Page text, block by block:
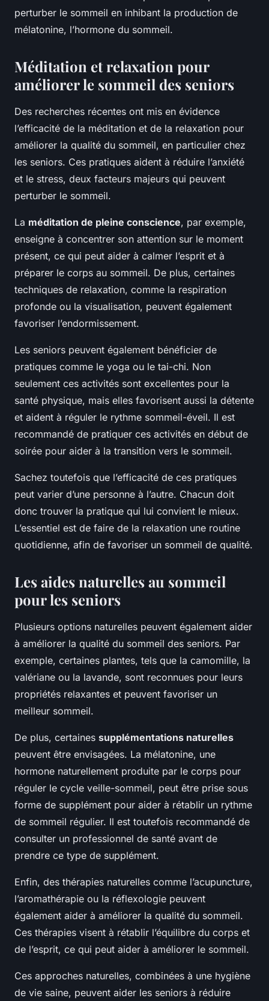
perturber le sommeil en inhibant la production de
mélatonine, l’hormone du sommeil.
Méditation et relaxation pour
améliorer le sommeil des seniors
Des recherches récentes ont mis en évidence
l’efficacité de la méditation et de la relaxation pour
améliorer la qualité du sommeil, en particulier chez
les seniors. Ces pratiques aident à réduire l’anxiété
et le stress, deux facteurs majeurs qui peuvent
perturber le sommeil.
La méditation de pleine conscience, par exemple,
enseigne à concentrer son attention sur le moment
présent, ce qui peut aider à calmer l’esprit et à
préparer le corps au sommeil. De plus, certaines
techniques de relaxation, comme la respiration
profonde ou la visualisation, peuvent également
favoriser l’endormissement.
Les seniors peuvent également bénéficier de
pratiques comme le yoga ou le tai-chi. Non
seulement ces activités sont excellentes pour la
santé physique, mais elles favorisent aussi la détente
et aident à réguler le rythme sommeil-éveil. Il est
recommandé de pratiquer ces activités en début de
soirée pour aider à la transition vers le sommeil.
Sachez toutefois que l’efficacité de ces pratiques
peut varier d’une personne à l’autre. Chacun doit
donc trouver la pratique qui lui convient le mieux.
L’essentiel est de faire de la relaxation une routine
quotidienne, afin de favoriser un sommeil de qualité.
Les aides naturelles au sommeil
pour les seniors
Plusieurs options naturelles peuvent également aider
à améliorer la qualité du sommeil des seniors. Par
exemple, certaines plantes, tels que la camomille, la
valériane ou la lavande, sont reconnues pour leurs
propriétés relaxantes et peuvent favoriser un
meilleur sommeil.
De plus, certaines supplémentations naturelles
peuvent être envisagées. La mélatonine, une
hormone naturellement produite par le corps pour
réguler le cycle veille-sommeil, peut être prise sous
forme de supplément pour aider à rétablir un rythme
de sommeil régulier. Il est toutefois recommandé de
consulter un professionnel de santé avant de
prendre ce type de supplément.
Enfin, des thérapies naturelles comme l’acupuncture,
l’aromathérapie ou la réflexologie peuvent
également aider à améliorer la qualité du sommeil.
Ces thérapies visent à rétablir l’équilibre du corps et
de l’esprit, ce qui peut aider à améliorer le sommeil.
Ces approches naturelles, combinées à une hygiène
de vie saine, peuvent aider les seniors à réduire